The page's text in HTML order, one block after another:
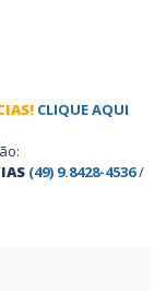
CLIQUE AQUI
(49) 9.8428-4536/